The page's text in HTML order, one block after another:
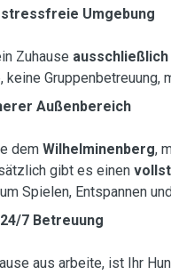
stressfreie Umgebung
Zuhause ausschließlich
keine Gruppenbetreuung,
Außenbereich
dem Wilhelminenberg,
gibt es einen
Spielen, Entspannen
7 Betreuung
aus arbeite, ist Ihr